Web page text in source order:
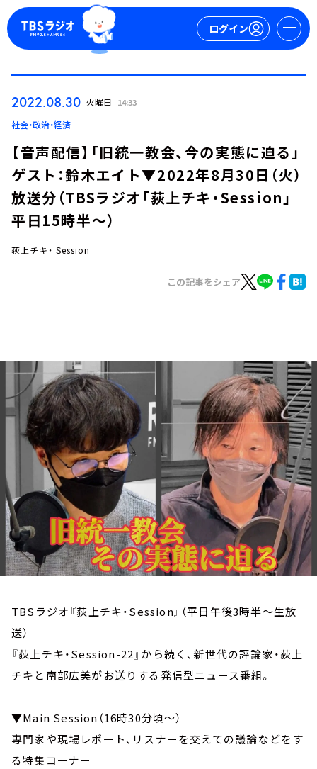
ログイン
今日の番組表
YouTube
会社情報
2022.08.30 火曜日 14:33
社会・政治・経済
【音声配信】「旧統一教会、今の実態に迫る」
ゲスト：鈴木エイト▼2022年8月30日（火）
放送分（TBSラジオ「荻上チキ・Session」
平日15時半～）
荻上チキ・ Session
この記事をシェア
TBSラジオ『荻上チキ・Session』（平日午後3時半～生放
送）
『荻上チキ・Session-22』から続く、新世代の評論家・荻上
チキと南部広美がお送りする発信型ニュース番組。
▼Main Session（16時30分頃～）
専門家や現場レポート、リスナーを交えての議論などをす
る特集コーナー